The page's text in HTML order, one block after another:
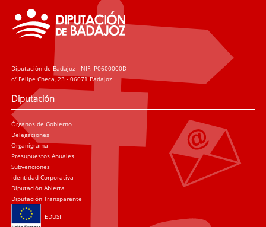
Diputación de Badajoz - NIF: P0600000D
c/ Felipe Checa, 23 - 06071 Badajoz
Diputación
Órganos de Gobierno
Delegaciones
Organigrama
Presupuestos Anuales
Subvenciones
Identidad Corporativa
Diputación Abierta
Diputación Transparente
EDUSI